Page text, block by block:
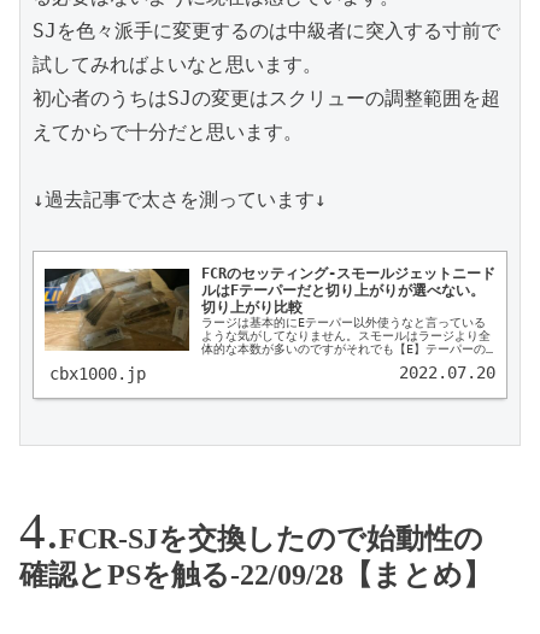
SJを色々派手に変更するのは中級者に突入する寸前で
試してみればよいなと思います。
初心者のうちはSJの変更はスクリューの調整範囲を超
えてからで十分だと思います。
↓過去記事で太さを測っています↓
FCRのセッティング-スモールジェットニード
ルはFテーパーだと切り上がりが選べない。
切り上がり比較
ラージは基本的にEテーパー以外使うなと言っている
ような気がしてなりません。スモールはラージより全
体的な本数が多いのですがそれでも【E】テーパーの
注しないと切り上がりを選ぶ事が出来ません。
cbx1000.jp 2022.07.20
FCR-SJを交換したので始動性の
確認とPSを触る-22/09/28【まとめ】